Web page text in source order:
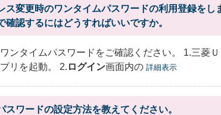
ス変更時のワンタイムパスワードの利用登録をし
確認するにはどうすればいいですか。
ンタイムパスワードをご確認ください。 1.三菱
リを起動。 2. ログイン画面内の 詳細表示
スワードの設定方法を教えてください。